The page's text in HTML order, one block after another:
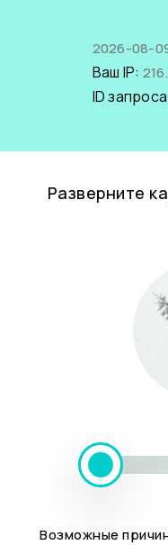
2026-08-
Ваш IP:
ID
Разверните
Возможные